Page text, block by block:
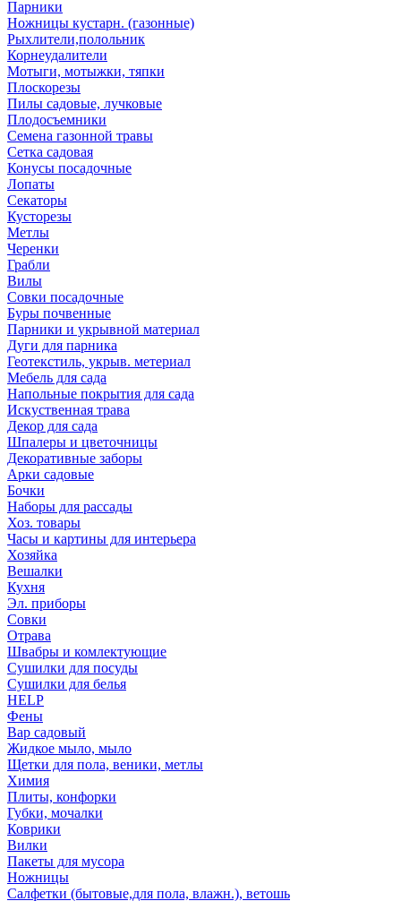
Парники
Ножницы кустарн. (газонные)
Рыхлители,полольник
Корнеудалители
Мотыги, мотыжки, тяпки
Плоскорезы
Пилы садовые, лучковые
Плодосъемники
Семена газонной травы
Сетка садовая
Конусы посадочные
Лопаты
Секаторы
Кусторезы
Метлы
Черенки
Грабли
Вилы
Совки посадочные
Буры почвенные
Парники и укрывной материал
Дуги для парника
Геотекстиль, укрыв. метериал
Мебель для сада
Напольные покрытия для сада
Искуственная трава
Декор для сада
Шпалеры и цветочницы
Декоративные заборы
Арки садовые
Бочки
Наборы для рассады
Хоз. товары
Часы и картины для интерьера
Хозяйка
Вешалки
Кухня
Эл. приборы
Совки
Отрава
Швабры и комлектующие
Сушилки для посуды
Сушилки для белья
HELP
Фены
Вар садовый
Жидкое мыло, мыло
Щетки для пола, веники, метлы
Химия
Плиты, конфорки
Губки, мочалки
Коврики
Вилки
Пакеты для мусора
Ножницы
Салфетки (бытовые,для пола, влажн.), ветошь